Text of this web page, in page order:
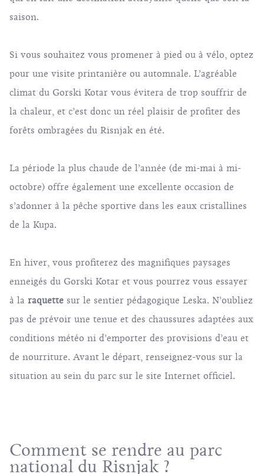
saison.
Si vous souhaitez vous promener à pied ou à vélo, optez
pour une visite printanière ou automnale. L’agréable
climat du Gorski Kotar vous évitera de trop souffrir de
la chaleur, et c’est donc un réel plaisir de profiter des
forêts ombragées du Risnjak en été.
La période la plus chaude de l’année (de mi-mai à mi-
octobre) offre également une excellente occasion de
s’adonner à la pêche sportive dans les eaux cristallines
de la Kupa.
En hiver, vous profiterez des magnifiques paysages
enneigés du Gorski Kotar et vous pourrez vous essayer
à la raquette sur le sentier pédagogique Leska. N’oubliez
pas de prévoir une tenue et des chaussures adaptées aux
conditions météo ni d’emporter des provisions d’eau et
de nourriture. Avant le départ, renseignez-vous sur la
situation au sein du parc sur le site Internet officiel.
Comment se rendre au parc
national du Risnjak ?